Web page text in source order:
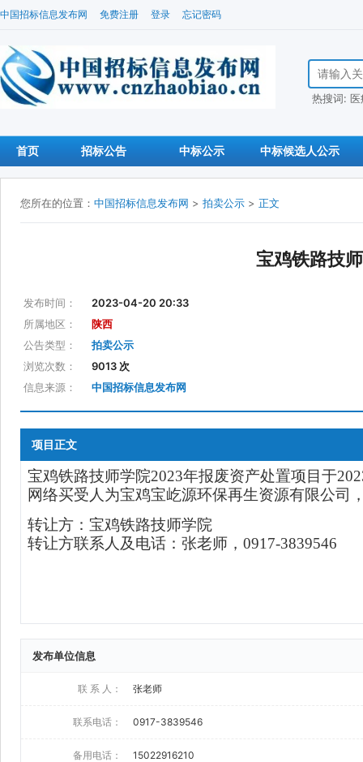
中国招标信息发布网 免费注册 登录 忘记密码
搜索招标信
热搜词:
首页 招标公告 中标公示 中标候选人公示
您所在的位置： 中国招标信息发布网 > 拍卖公示 > 正文
宝鸡铁路技
发布时间：
2023-04-20 20:33
所属地区：
陕西
公告类型：
拍卖公示
浏览次数：
9013 次
信息来源：
中国招标信息发布网
项目正文
发布单位信息
联 系 人： 张老师
联系电话： 0917-3839546
备用电话： 15022916210